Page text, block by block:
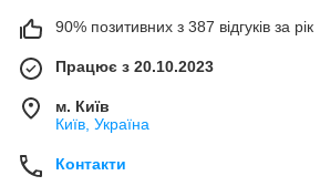
90% позитивних з 387 відгуків за рік
Працює з 20.10.2023
м. Київ
Київ, Україна
Контакти